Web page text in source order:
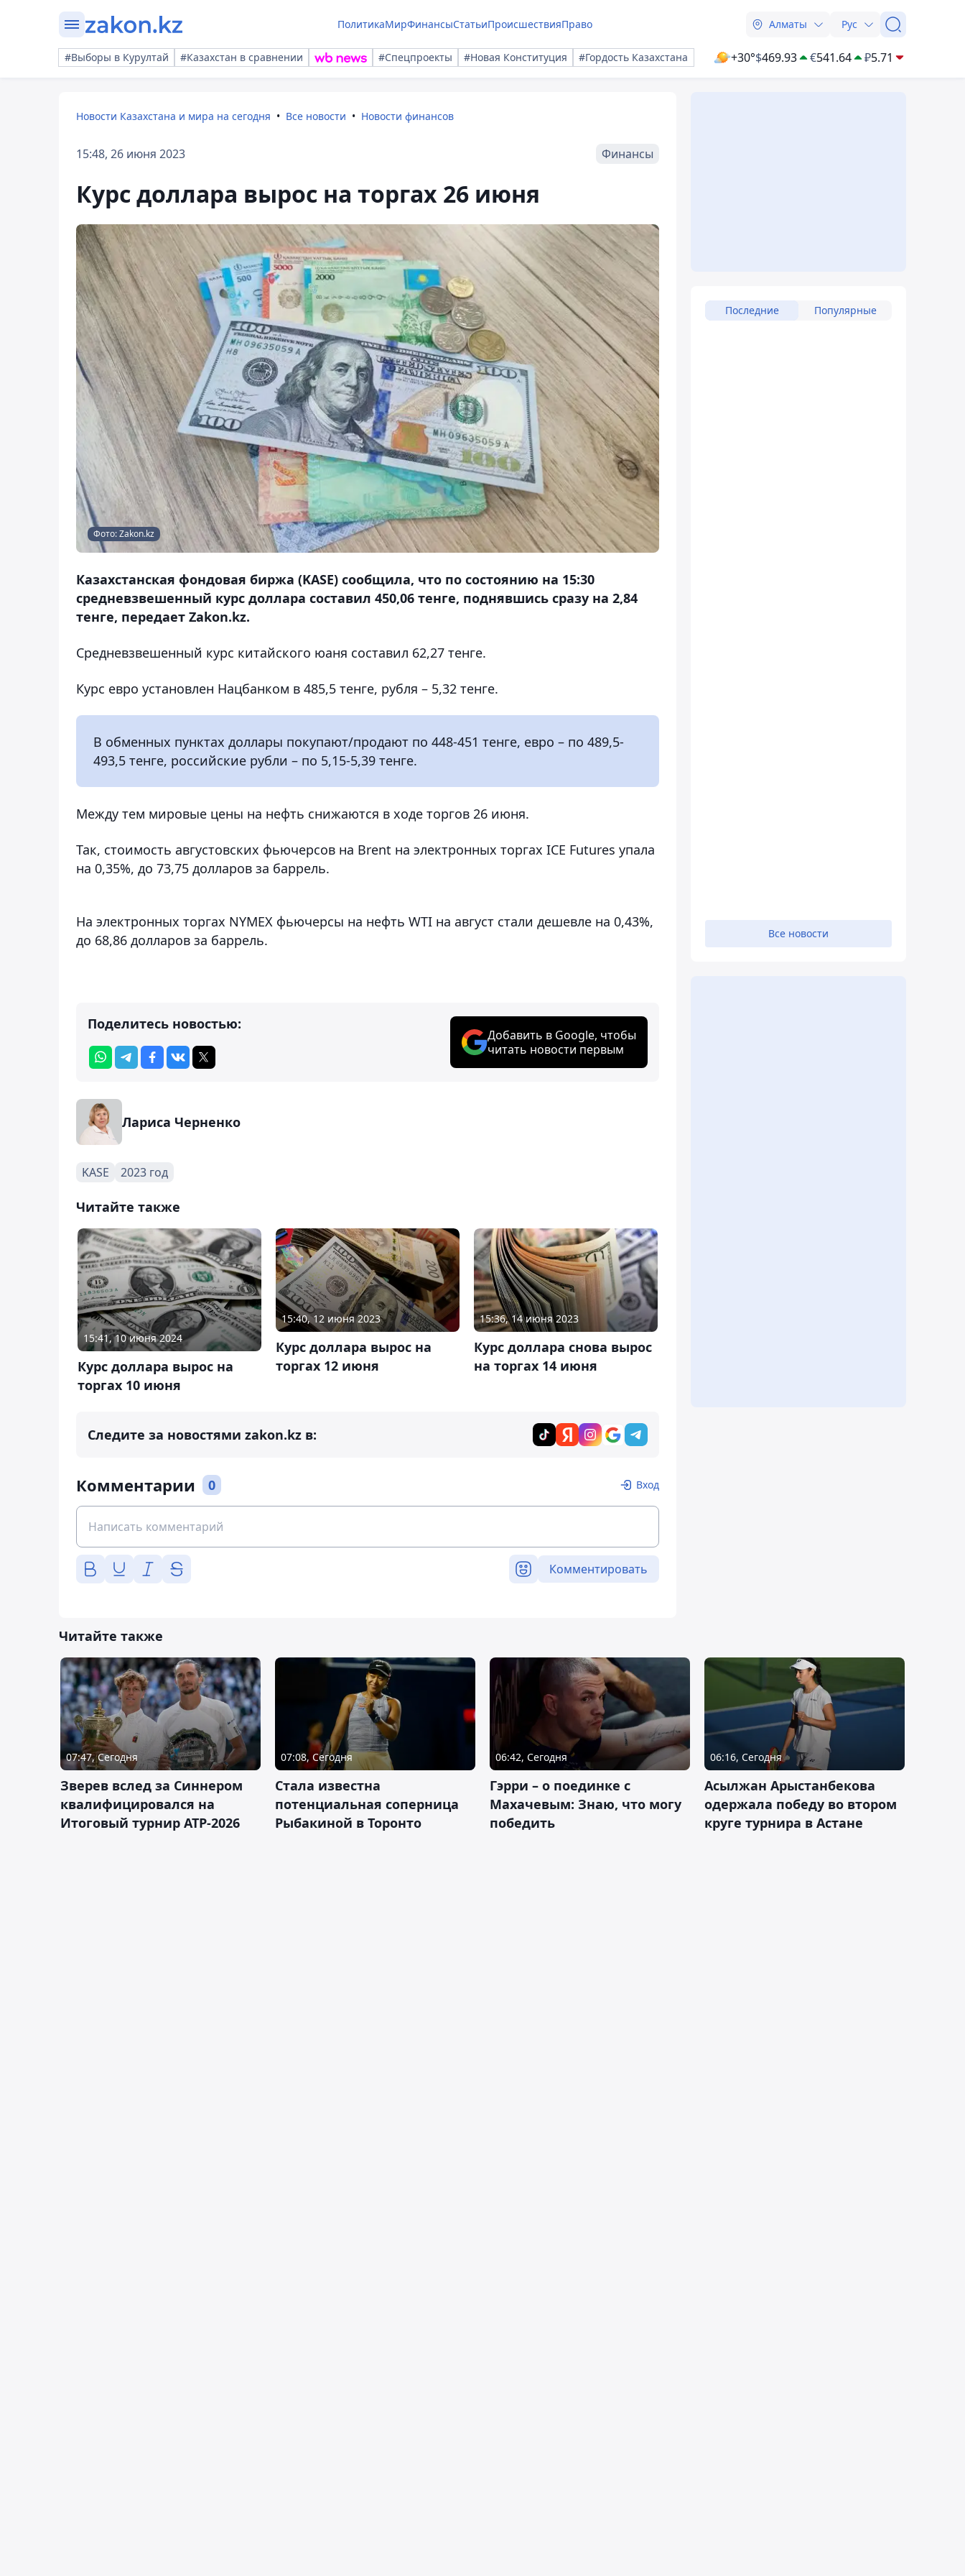
ПолитикаМирФинансыСтатьиПроисшествияПраво Алматы Рус
#Выборы в Курултай #Казахстан в сравнении #Спецпроекты #Новая Конституция #Гордость Казахстана +30°$469.93 €541.64 ₽5.71
Новости Казахстана и мира на сегодня Все новости Новости финансов
15:48, 26 июня 2023 Финансы
Курс доллара вырос на торгах 26 июня
Фото: Zakon.kz
Казахстанская фондовая биржа (KASE) сообщила, что по состоянию на 15:30
средневзвешенный курс доллара составил 450,06 тенге, поднявшись сразу на 2,84
тенге, передает Zakon.kz.
Средневзвешенный курс китайского юаня составил 62,27 тенге.
Курс евро установлен Нацбанком в 485,5 тенге, рубля – 5,32 тенге.
В обменных пунктах доллары покупают/продают по 448-451 тенге, евро – по 489,5-
493,5 тенге, российские рубли – по 5,15-5,39 тенге.
Между тем мировые цены на нефть снижаются в ходе торгов 26 июня.
Так, стоимость августовских фьючерсов на Brent на электронных торгах ICE Futures упала
на 0,35%, до 73,75 долларов за баррель.
На электронных торгах NYMEX фьючерсы на нефть WTI на август стали дешевле на 0,43%,
до 68,86 долларов за баррель.
Поделитесь новостью:
Добавить в Google, чтобы
читать новости первым
Лариса Черненко
KASE 2023 год
Читайте также
15:41, 10 июня 2024
Курс доллара вырос на
торгах 10 июня
15:40, 12 июня 2023
Курс доллара вырос на
торгах 12 июня
15:36, 14 июня 2023
Курс доллара снова вырос
на торгах 14 июня
Следите за новостями zakon.kz в:
Комментарии 0 Вход
Комментировать
Последние Популярные
Все новости
Читайте также
07:47, Сегодня
Зверев вслед за Синнером
квалифицировался на
Итоговый турнир ATP-2026
07:08, Сегодня
Cтала известна
потенциальная соперница
Рыбакиной в Торонто
06:42, Сегодня
Гэрри – о поединке с
Махачевым: Знаю, что могу
победить
06:16, Сегодня
Асылжан Арыстанбекова
одержала победу во втором
круге турнира в Астане